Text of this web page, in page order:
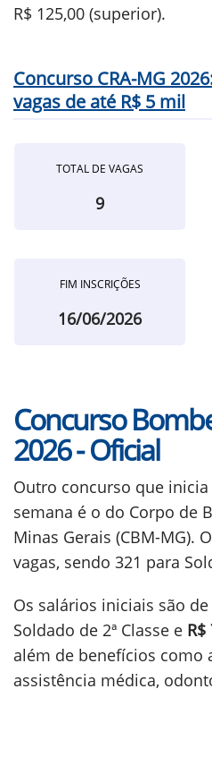
R$ 125,00 (superior).
Concurso CRA-MG
vagas de até R$ 5 mil
TOTAL DE VAGAS
9
FIM INSCRIÇÕES
16/06/2026
Concurso
2026 - Oficial
Outro concurso que
semana é o do Corpo de
Minas Gerais (CBM-MG).
vagas, sendo 321 para
Os salários iniciais são de
Soldado de 2ª Classe e R$
além de benefícios como
assistência médica,